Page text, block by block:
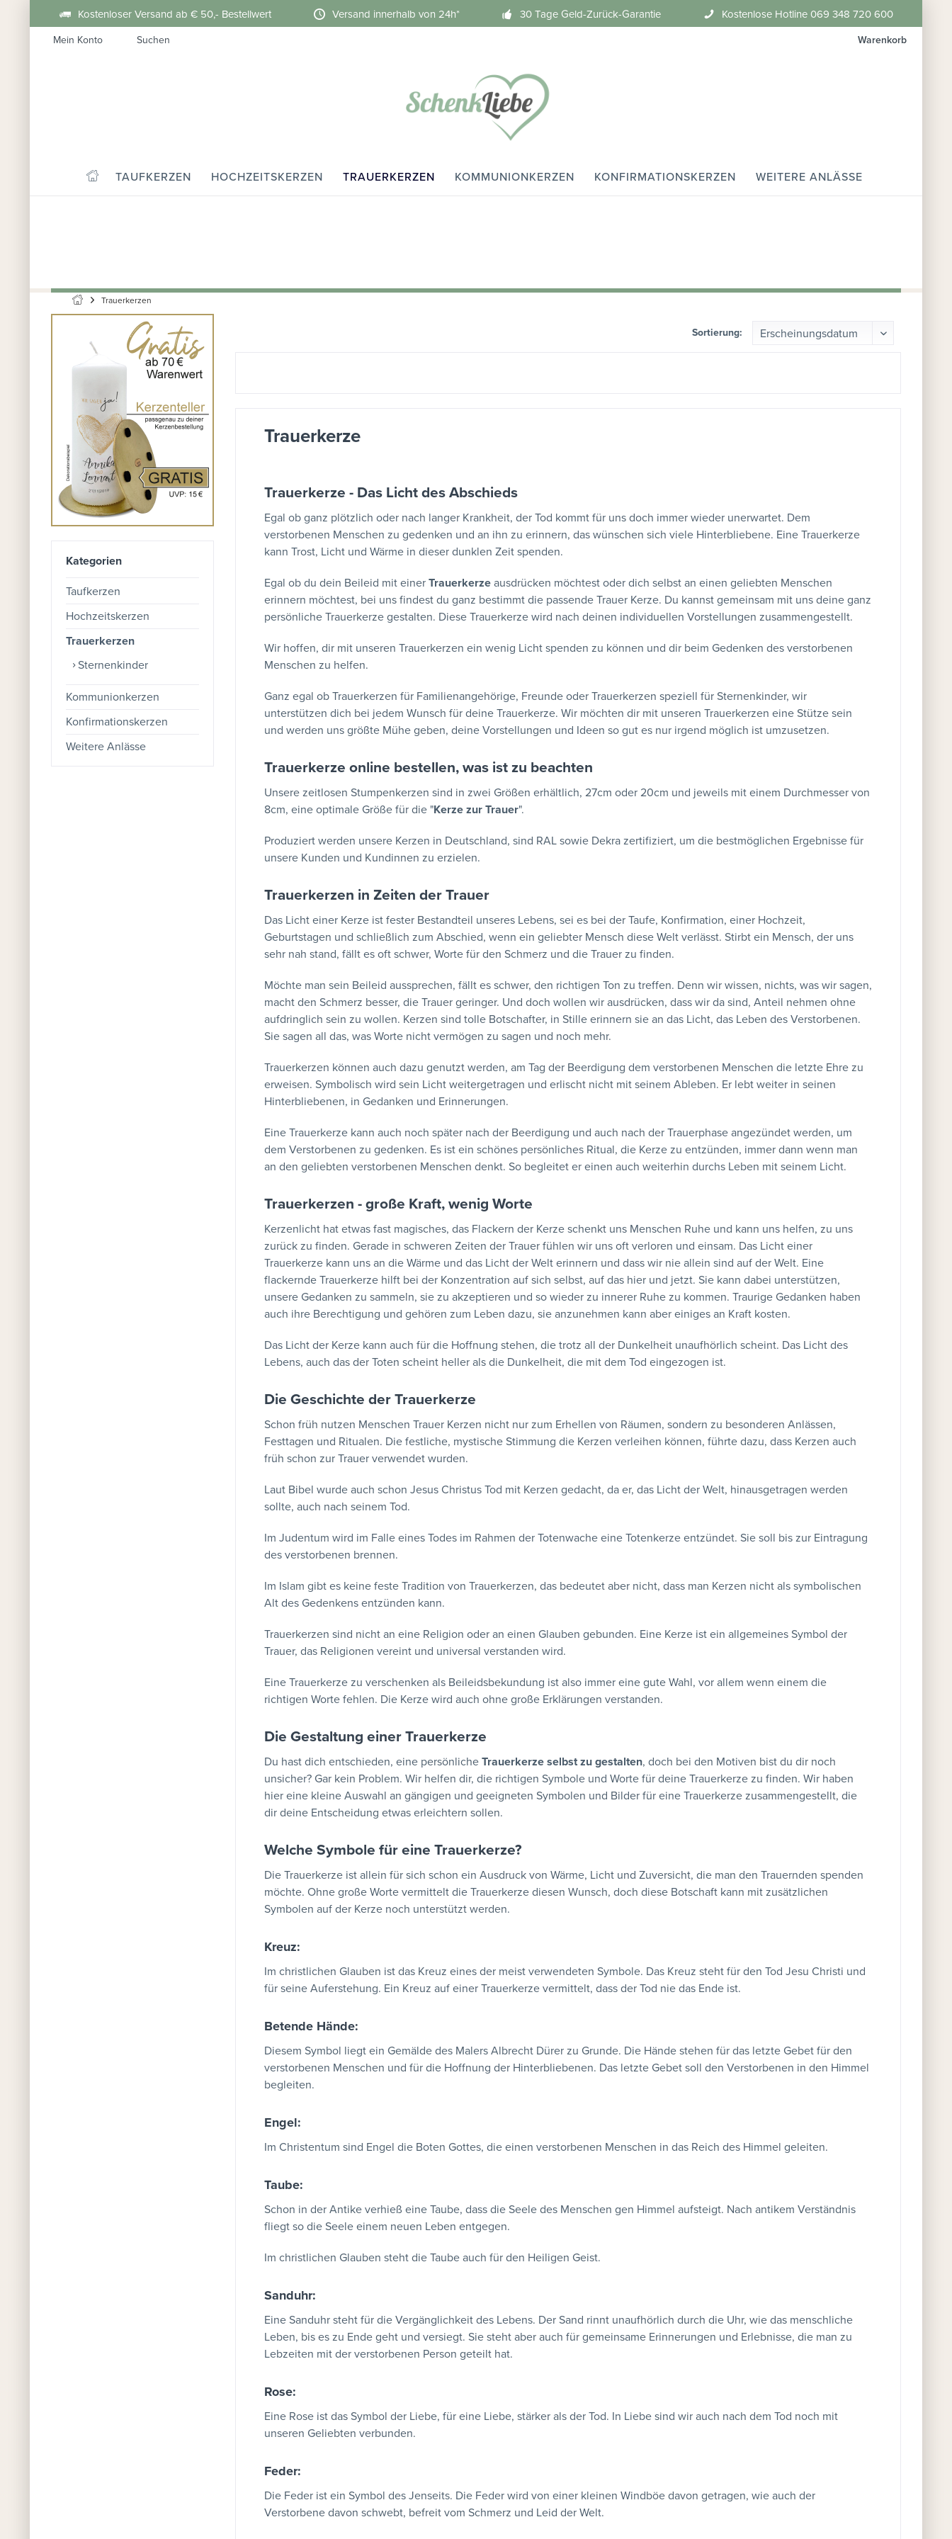
Kostenloser Versand ab € 50,- Bestellwert Versand innerhalb von 24h* 30 Tage Geld-Zurück-Garantie Kostenlose Hotline 069 348 720 600
Warenkorb
Mein Konto Suchen
TAUFKERZEN HOCHZEITSKERZEN TRAUERKERZEN KOMMUNIONKERZEN KONFIRMATIONSKERZEN WEITERE ANLÄSSE
Trauerkerzen
Kategorien
Taufkerzen
Hochzeitskerzen
Trauerkerzen
Sternenkinder
Kommunionkerzen
Konfirmationskerzen
Weitere Anlässe
Sortierung:
Trauerkerze
Trauerkerze - Das Licht des Abschieds
Egal ob ganz plötzlich oder nach langer Krankheit, der Tod kommt für uns doch immer wieder unerwartet. Dem
verstorbenen Menschen zu gedenken und an ihn zu erinnern, das wünschen sich viele Hinterbliebene. Eine Trauerkerze
kann Trost, Licht und Wärme in dieser dunklen Zeit spenden.
Egal ob du dein Beileid mit einer Trauerkerze ausdrücken möchtest oder dich selbst an einen geliebten Menschen
erinnern möchtest, bei uns findest du ganz bestimmt die passende Trauer Kerze. Du kannst gemeinsam mit uns deine ganz
persönliche Trauerkerze gestalten. Diese Trauerkerze wird nach deinen individuellen Vorstellungen zusammengestellt.
Wir hoffen, dir mit unseren Trauerkerzen ein wenig Licht spenden zu können und dir beim Gedenken des verstorbenen
Menschen zu helfen.
Ganz egal ob Trauerkerzen für Familienangehörige, Freunde oder Trauerkerzen speziell für Sternenkinder, wir
unterstützen dich bei jedem Wunsch für deine Trauerkerze. Wir möchten dir mit unseren Trauerkerzen eine Stütze sein
und werden uns größte Mühe geben, deine Vorstellungen und Ideen so gut es nur irgend möglich ist umzusetzen.
Trauerkerze online bestellen, was ist zu beachten
Unsere zeitlosen Stumpenkerzen sind in zwei Größen erhältlich, 27cm oder 20cm und jeweils mit einem Durchmesser von
8cm, eine optimale Größe für die "Kerze zur Trauer".
Produziert werden unsere Kerzen in Deutschland, sind RAL sowie Dekra zertifiziert, um die bestmöglichen Ergebnisse für
unsere Kunden und Kundinnen zu erzielen.
Trauerkerzen in Zeiten der Trauer
Das Licht einer Kerze ist fester Bestandteil unseres Lebens, sei es bei der Taufe, Konfirmation, einer Hochzeit,
Geburtstagen und schließlich zum Abschied, wenn ein geliebter Mensch diese Welt verlässt. Stirbt ein Mensch, der uns
sehr nah stand, fällt es oft schwer, Worte für den Schmerz und die Trauer zu finden.
Möchte man sein Beileid aussprechen, fällt es schwer, den richtigen Ton zu treffen. Denn wir wissen, nichts, was wir sagen,
macht den Schmerz besser, die Trauer geringer. Und doch wollen wir ausdrücken, dass wir da sind, Anteil nehmen ohne
aufdringlich sein zu wollen. Kerzen sind tolle Botschafter, in Stille erinnern sie an das Licht, das Leben des Verstorbenen.
Sie sagen all das, was Worte nicht vermögen zu sagen und noch mehr.
Trauerkerzen können auch dazu genutzt werden, am Tag der Beerdigung dem verstorbenen Menschen die letzte Ehre zu
erweisen. Symbolisch wird sein Licht weitergetragen und erlischt nicht mit seinem Ableben. Er lebt weiter in seinen
Hinterbliebenen, in Gedanken und Erinnerungen.
Eine Trauerkerze kann auch noch später nach der Beerdigung und auch nach der Trauerphase angezündet werden, um
dem Verstorbenen zu gedenken. Es ist ein schönes persönliches Ritual, die Kerze zu entzünden, immer dann wenn man
an den geliebten verstorbenen Menschen denkt. So begleitet er einen auch weiterhin durchs Leben mit seinem Licht.
Trauerkerzen - große Kraft, wenig Worte
Kerzenlicht hat etwas fast magisches, das Flackern der Kerze schenkt uns Menschen Ruhe und kann uns helfen, zu uns
zurück zu finden. Gerade in schweren Zeiten der Trauer fühlen wir uns oft verloren und einsam. Das Licht einer
Trauerkerze kann uns an die Wärme und das Licht der Welt erinnern und dass wir nie allein sind auf der Welt. Eine
flackernde Trauerkerze hilft bei der Konzentration auf sich selbst, auf das hier und jetzt. Sie kann dabei unterstützen,
unsere Gedanken zu sammeln, sie zu akzeptieren und so wieder zu innerer Ruhe zu kommen. Traurige Gedanken haben
auch ihre Berechtigung und gehören zum Leben dazu, sie anzunehmen kann aber einiges an Kraft kosten.
Das Licht der Kerze kann auch für die Hoffnung stehen, die trotz all der Dunkelheit unaufhörlich scheint. Das Licht des
Lebens, auch das der Toten scheint heller als die Dunkelheit, die mit dem Tod eingezogen ist.
Die Geschichte der Trauerkerze
Schon früh nutzen Menschen Trauer Kerzen nicht nur zum Erhellen von Räumen, sondern zu besonderen Anlässen,
Festtagen und Ritualen. Die festliche, mystische Stimmung die Kerzen verleihen können, führte dazu, dass Kerzen auch
früh schon zur Trauer verwendet wurden.
Laut Bibel wurde auch schon Jesus Christus Tod mit Kerzen gedacht, da er, das Licht der Welt, hinausgetragen werden
sollte, auch nach seinem Tod.
Im Judentum wird im Falle eines Todes im Rahmen der Totenwache eine Totenkerze entzündet. Sie soll bis zur Eintragung
des verstorbenen brennen.
Im Islam gibt es keine feste Tradition von Trauerkerzen, das bedeutet aber nicht, dass man Kerzen nicht als symbolischen
Alt des Gedenkens entzünden kann.
Trauerkerzen sind nicht an eine Religion oder an einen Glauben gebunden. Eine Kerze ist ein allgemeines Symbol der
Trauer, das Religionen vereint und universal verstanden wird.
Eine Trauerkerze zu verschenken als Beileidsbekundung ist also immer eine gute Wahl, vor allem wenn einem die
richtigen Worte fehlen. Die Kerze wird auch ohne große Erklärungen verstanden.
Die Gestaltung einer Trauerkerze
Du hast dich entschieden, eine persönliche Trauerkerze selbst zu gestalten, doch bei den Motiven bist du dir noch
unsicher? Gar kein Problem. Wir helfen dir, die richtigen Symbole und Worte für deine Trauerkerze zu finden. Wir haben
hier eine kleine Auswahl an gängigen und geeigneten Symbolen und Bilder für eine Trauerkerze zusammengestellt, die
dir deine Entscheidung etwas erleichtern sollen.
Welche Symbole für eine Trauerkerze?
Die Trauerkerze ist allein für sich schon ein Ausdruck von Wärme, Licht und Zuversicht, die man den Trauernden spenden
möchte. Ohne große Worte vermittelt die Trauerkerze diesen Wunsch, doch diese Botschaft kann mit zusätzlichen
Symbolen auf der Kerze noch unterstützt werden.
Kreuz:
Im christlichen Glauben ist das Kreuz eines der meist verwendeten Symbole. Das Kreuz steht für den Tod Jesu Christi und
für seine Auferstehung. Ein Kreuz auf einer Trauerkerze vermittelt, dass der Tod nie das Ende ist.
Betende Hände:
Diesem Symbol liegt ein Gemälde des Malers Albrecht Dürer zu Grunde. Die Hände stehen für das letzte Gebet für den
verstorbenen Menschen und für die Hoffnung der Hinterbliebenen. Das letzte Gebet soll den Verstorbenen in den Himmel
begleiten.
Engel:
Im Christentum sind Engel die Boten Gottes, die einen verstorbenen Menschen in das Reich des Himmel geleiten.
Taube:
Schon in der Antike verhieß eine Taube, dass die Seele des Menschen gen Himmel aufsteigt. Nach antikem Verständnis
fliegt so die Seele einem neuen Leben entgegen.
Im christlichen Glauben steht die Taube auch für den Heiligen Geist.
Sanduhr:
Eine Sanduhr steht für die Vergänglichkeit des Lebens. Der Sand rinnt unaufhörlich durch die Uhr, wie das menschliche
Leben, bis es zu Ende geht und versiegt. Sie steht aber auch für gemeinsame Erinnerungen und Erlebnisse, die man zu
Lebzeiten mit der verstorbenen Person geteilt hat.
Rose:
Eine Rose ist das Symbol der Liebe, für eine Liebe, stärker als der Tod. In Liebe sind wir auch nach dem Tod noch mit
unseren Geliebten verbunden.
Feder:
Die Feder ist ein Symbol des Jenseits. Die Feder wird von einer kleinen Windböe davon getragen, wie auch der
Verstorbene davon schwebt, befreit vom Schmerz und Leid der Welt.